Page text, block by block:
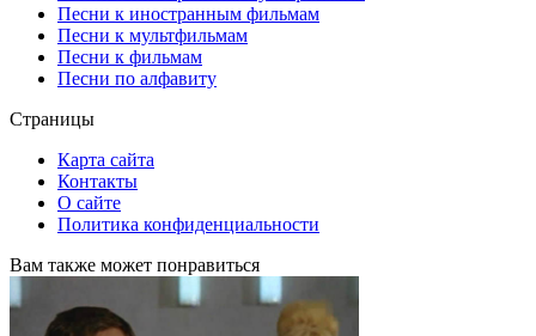
Песни к иностранным фильмам
Песни к мультфильмам
Песни к фильмам
Песни по алфавиту
Страницы
Карта сайта
Контакты
О сайте
Политика конфиденциальности
Вам также может понравиться